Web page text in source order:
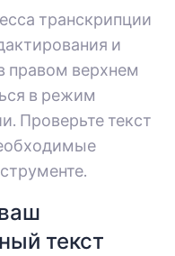
транскрипции
и
правом верхнем
в режим
Проверьте текст
текст